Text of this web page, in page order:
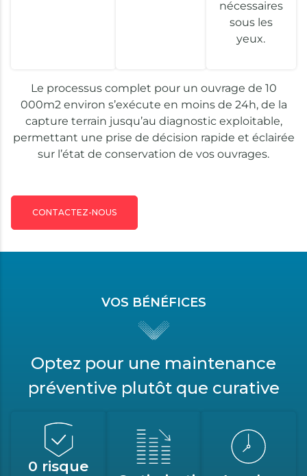
nécessaires
sous les
yeux.
Le processus complet pour un ouvrage de 10
000m2 environ s’exécute en moins de 24h, de la
capture terrain jusqu’au diagnostic exploitable,
permettant une prise de décision rapide et éclairée
sur l’état de conservation de vos ouvrages.
CONTACTEZ-NOUS
VOS BÉNÉFICES
Optez pour une maintenance
préventive plutôt que curative
0 risque